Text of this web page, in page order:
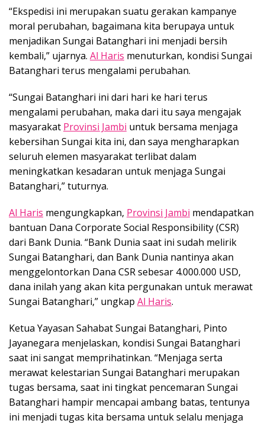
“Ekspedisi ini merupakan suatu gerakan kampanye
moral perubahan, bagaimana kita berupaya untuk
menjadikan Sungai Batanghari ini menjadi bersih
kembali,” ujarnya. Al Haris menuturkan, kondisi Sungai
Batanghari terus mengalami perubahan.
“Sungai Batanghari ini dari hari ke hari terus
mengalami perubahan, maka dari itu saya mengajak
masyarakat Provinsi Jambi untuk bersama menjaga
kebersihan Sungai kita ini, dan saya mengharapkan
seluruh elemen masyarakat terlibat dalam
meningkatkan kesadaran untuk menjaga Sungai
Batanghari,” tuturnya.
Al Haris mengungkapkan, Provinsi Jambi mendapatkan
bantuan Dana Corporate Social Responsibility (CSR)
dari Bank Dunia. “Bank Dunia saat ini sudah melirik
Sungai Batanghari, dan Bank Dunia nantinya akan
menggelontorkan Dana CSR sebesar 4.000.000 USD,
dana inilah yang akan kita pergunakan untuk merawat
Sungai Batanghari,” ungkap Al Haris.
Ketua Yayasan Sahabat Sungai Batanghari, Pinto
Jayanegara menjelaskan, kondisi Sungai Batanghari
saat ini sangat memprihatinkan. “Menjaga serta
merawat kelestarian Sungai Batanghari merupakan
tugas bersama, saat ini tingkat pencemaran Sungai
Batanghari hampir mencapai ambang batas, tentunya
ini menjadi tugas kita bersama untuk selalu menjaga